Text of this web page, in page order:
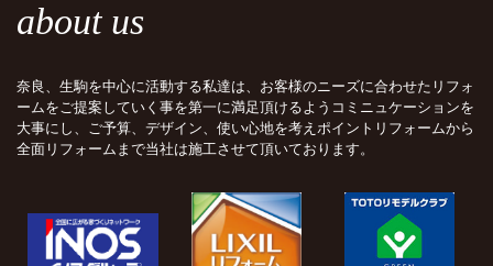
about us
奈良、生駒を中心に活動する私達は、お客様のニーズに合わせたリフォ
ームをご提案していく事を第一に満足頂けるようコミニュケーションを
大事にし、ご予算、デザイン、使い心地を考えポイントリフォームから
全面リフォームまで当社は施工させて頂いております。